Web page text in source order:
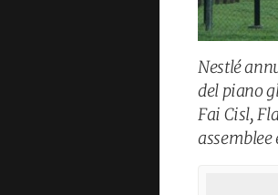
Nestlé
del piano
Fai Cisl,